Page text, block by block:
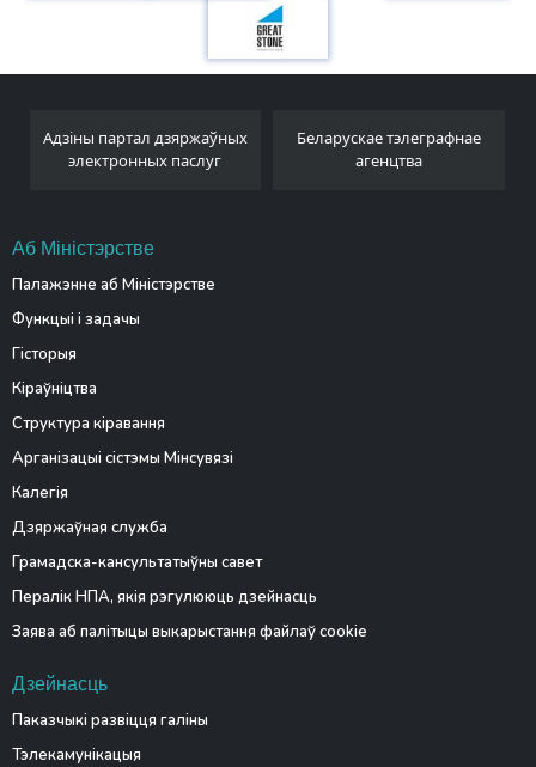
Адзіны партал дзяржаўных
электронных паслуг
Беларускае тэлеграфнае
агенцтва
Аб Міністэрстве
Палажэнне аб Міністэрстве
Функцыі і задачы
Гісторыя
Кіраўніцтва
Структура кіравання
Арганізацыі сістэмы Мінсувязі
Калегія
Дзяржаўная служба
Грамадска-кансультатыўны савет
Пералік НПА, якія рэгулююць дзейнасць
Заява аб палітыцы выкарыстання файлаў cookie
Дзейнасць
Паказчыкі развіцця галіны
Тэлекамунікацыя